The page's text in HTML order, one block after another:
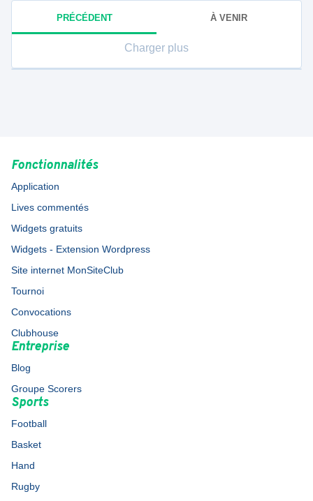
PRÉCÉDENT À VENIR
Charger plus
Fonctionnalités
Application
Lives commentés
Widgets gratuits
Widgets - Extension Wordpress
Site internet MonSiteClub
Tournoi
Convocations
Clubhouse
Entreprise
Blog
Groupe Scorers
Sports
Football
Basket
Hand
Rugby